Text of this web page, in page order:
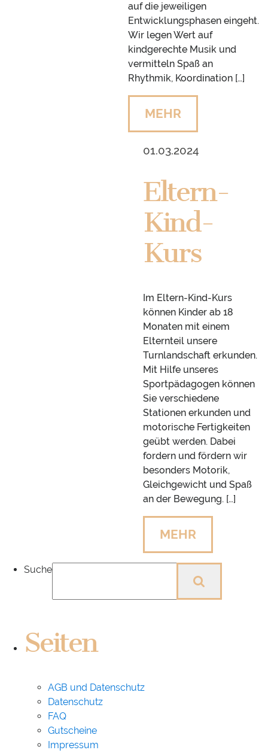
auf die jeweiligen
Entwicklungsphasen eingeht.
Wir legen Wert auf
kindgerechte Musik und
vermitteln Spaß an
Rhythmik, Koordination […]
MEHR
01.03.2024
Eltern-
Kind-
Kurs
Im Eltern-Kind-Kurs
können Kinder ab 18
Monaten mit einem
Elternteil unsere
Turnlandschaft erkunden.
Mit Hilfe unseres
Sportpädagogen können
Sie verschiedene
Stationen erkunden und
motorische Fertigkeiten
geübt werden. Dabei
fordern und fördern wir
besonders Motorik,
Gleichgewicht und Spaß
an der Bewegung. […]
MEHR
Suche
Seiten
AGB und Datenschutz
Datenschutz
FAQ
Gutscheine
Impressum